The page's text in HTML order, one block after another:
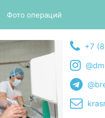
Фото операций
+7